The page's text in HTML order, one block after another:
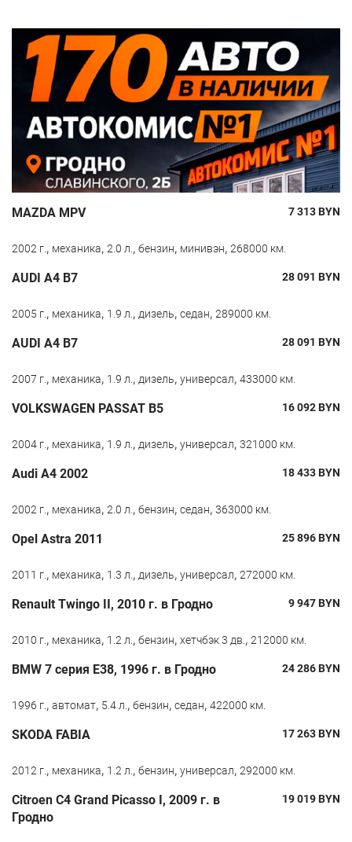
MAZDA MPV 7 313BYN
2002 г., механика, 2.0 л., бензин, минивэн, 268000 км.
AUDI A4 B7 28 091 BYN
2005 г., механика, 1.9 л., дизель, седан, 289000 км.
AUDI A4 B7 28 091 BYN
2007 г., механика, 1.9 л., дизель, универсал, 433000 км.
VOLKSWAGEN PASSAT B5 16 092BYN
2004 г., механика, 1.9 л., дизель, универсал, 321000 км.
Audi A4 2002 18 433BYN
2002 г., механика, 2.0 л., бензин, седан, 363000 км.
Opel Astra 2011 25 896BYN
2011 г., механика, 1.3 л., дизель, универсал, 272000 км.
Renault Twingo II, 2010 г. в Гродно 9 947BYN
2010 г., механика, 1.2 л., бензин, хетчбэк 3 дв., 212000 км.
BMW 7 серия E38, 1996 г. в Гродно 24 286BYN
1996 г., автомат, 5.4 л., бензин, седан, 422000 км.
SKODA FABIA 17 263BYN
2012 г., механика, 1.2 л., бензин, универсал, 292000 км.
Citroen C4 Grand Picasso I, 2009 г. в
Гродно
19 019BYN